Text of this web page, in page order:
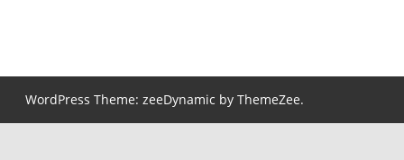
WordPress Theme: zeeDynamic by ThemeZee.